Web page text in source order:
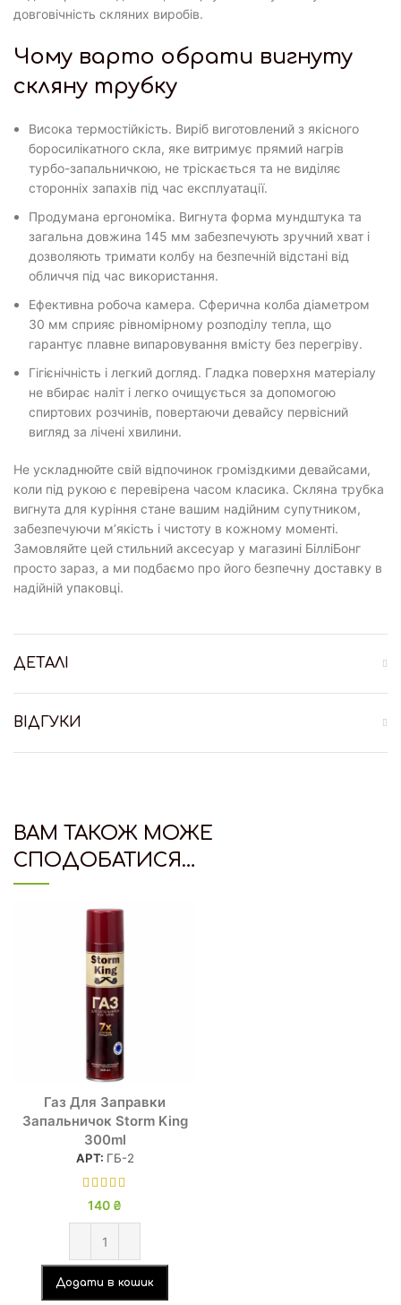
довговічність скляних виробів.
Чому варто обрати вигнуту
скляну трубку
Висока термостійкість. Виріб виготовлений з якісного
боросилікатного скла, яке витримує прямий нагрів
турбо-запальничкою, не тріскається та не виділяє
сторонніх запахів під час експлуатації.
Продумана ергономіка. Вигнута форма мундштука та
загальна довжина 145 мм забезпечують зручний хват і
дозволяють тримати колбу на безпечній відстані від
обличчя під час використання.
Ефективна робоча камера. Сферична колба діаметром
30 мм сприяє рівномірному розподілу тепла, що
гарантує плавне випаровування вмісту без перегріву.
Гігієнічність і легкий догляд. Гладка поверхня матеріалу
не вбирає наліт і легко очищується за допомогою
спиртових розчинів, повертаючи девайсу первісний
вигляд за лічені хвилини.
Не ускладнюйте свій відпочинок громіздкими девайсами,
коли під рукою є перевірена часом класика. Скляна трубка
вигнута для куріння стане вашим надійним супутником,
забезпечуючи м’якість і чистоту в кожному моменті.
Замовляйте цей стильний аксесуар у магазині БілліБонг
просто зараз, а ми подбаємо про його безпечну доставку в
надійній упаковці.
ДЕТАЛІ
ВІДГУКИ
ВАМ ТАКОЖ МОЖЕ
СПОДОБАТИСЯ…
Газ Для Заправки
Запальничок Storm King
300ml
АРТ: ГБ-2
140 ₴
Додати в кошик